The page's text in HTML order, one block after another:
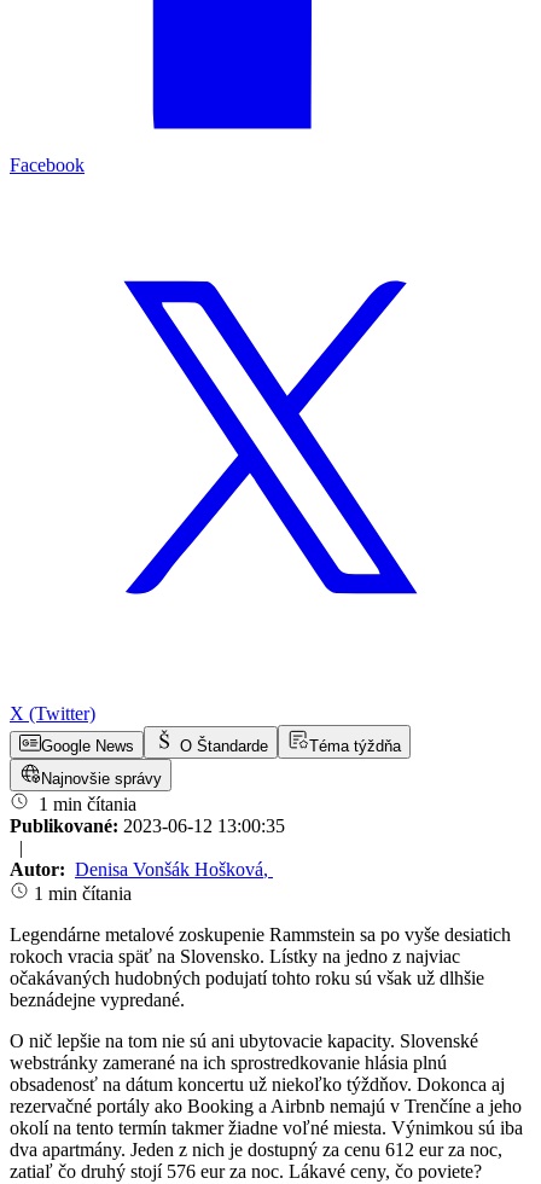
Facebook
X (Twitter)
Google News O Štandarde
Téma týždňa
Najnovšie správy
1 min čítania
Publikované: 2023-06-12 13:00:35
|
Autor: Denisa Vonšák Hošková,
1 min čítania
Legendárne metalové zoskupenie Rammstein sa po vyše desiatich
rokoch vracia späť na Slovensko. Lístky na jedno z najviac
očakávaných hudobných podujatí tohto roku sú však už dlhšie
beznádejne vypredané.
O nič lepšie na tom nie sú ani ubytovacie kapacity. Slovenské
webstránky zamerané na ich sprostredkovanie hlásia plnú
obsadenosť na dátum koncertu už niekoľko týždňov. Dokonca aj
rezervačné portály ako Booking a Airbnb nemajú v Trenčíne a jeho
okolí na tento termín takmer žiadne voľné miesta. Výnimkou sú iba
dva apartmány. Jeden z nich je dostupný za cenu 612 eur za noc,
zatiaľ čo druhý stojí 576 eur za noc. Lákavé ceny, čo poviete?